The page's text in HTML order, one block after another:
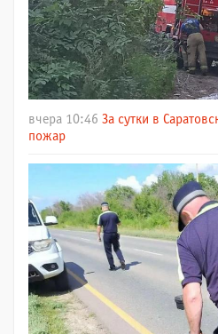
вчера 10:46 За сутки в
пожар